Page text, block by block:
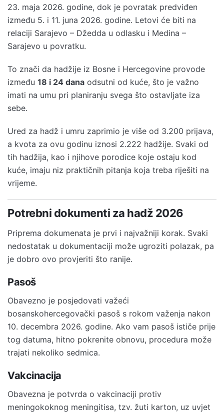
23. maja 2026. godine, dok je povratak predviđen
između 5. i 11. juna 2026. godine. Letovi će biti na
relaciji Sarajevo – Džedda u odlasku i Medina –
Sarajevo u povratku.
To znači da hadžije iz Bosne i Hercegovine provode
između 18 i 24 dana odsutni od kuće, što je važno
imati na umu pri planiranju svega što ostavljate iza
sebe.
Ured za hadž i umru zaprimio je više od 3.200 prijava,
a kvota za ovu godinu iznosi 2.222 hadžije. Svaki od
tih hadžija, kao i njihove porodice koje ostaju kod
kuće, imaju niz praktičnih pitanja koja treba riješiti na
vrijeme.
Potrebni dokumenti za hadž 2026
Priprema dokumenata je prvi i najvažniji korak. Svaki
nedostatak u dokumentaciji može ugroziti polazak, pa
je dobro ovo provjeriti što ranije.
Pasoš
Obavezno je posjedovati važeći
bosanskohercegovački pasoš s rokom važenja nakon
10. decembra 2026. godine. Ako vam pasoš ističe prije
tog datuma, hitno pokrenite obnovu, procedura može
trajati nekoliko sedmica.
Vakcinacija
Obavezna je potvrda o vakcinaciji protiv
meningokoknog meningitisa, tzv. žuti karton, uz uvjet